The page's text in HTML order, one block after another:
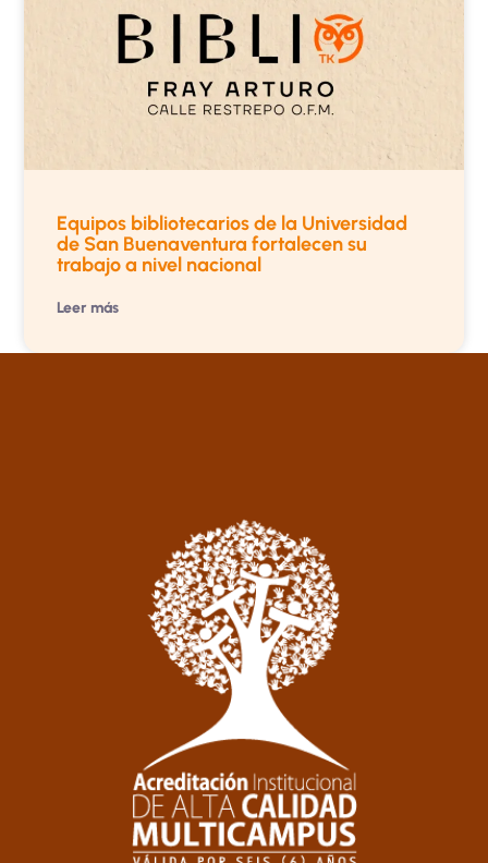
Equipos bibliotecarios de la Universidad
de San Buenaventura fortalecen su
trabajo a nivel nacional
Leer más